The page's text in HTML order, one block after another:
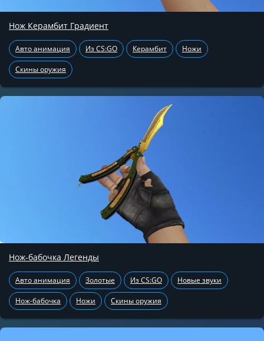
Нож Керамбит Градиент
Авто анимация Из CS:GO Керамбит Ножи
Скины оружия
Нож-бабочка Легенды
Авто анимация Золотые Из CS:GO Новые звуки
Нож-бабочка Ножи Скины оружия